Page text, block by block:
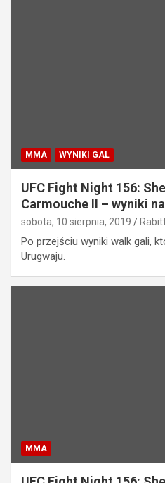
MMA WYNIKI GAL
UFC Fight Night 156:
Carmouche II – wyniki
sobota, 10 sierpnia, 2019
Po przejściu wyniki walk gali,
Urugwaju.
MMA